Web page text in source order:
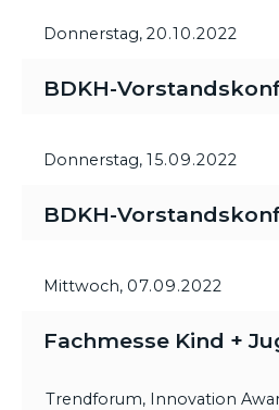
Donnerstag, 20.10.2022
BDKH-
Donnerstag, 15.09.2022
BDKH-
Mittwoch, 07.09.2022
Fachmesse Kind +
Trendforum, Innovation